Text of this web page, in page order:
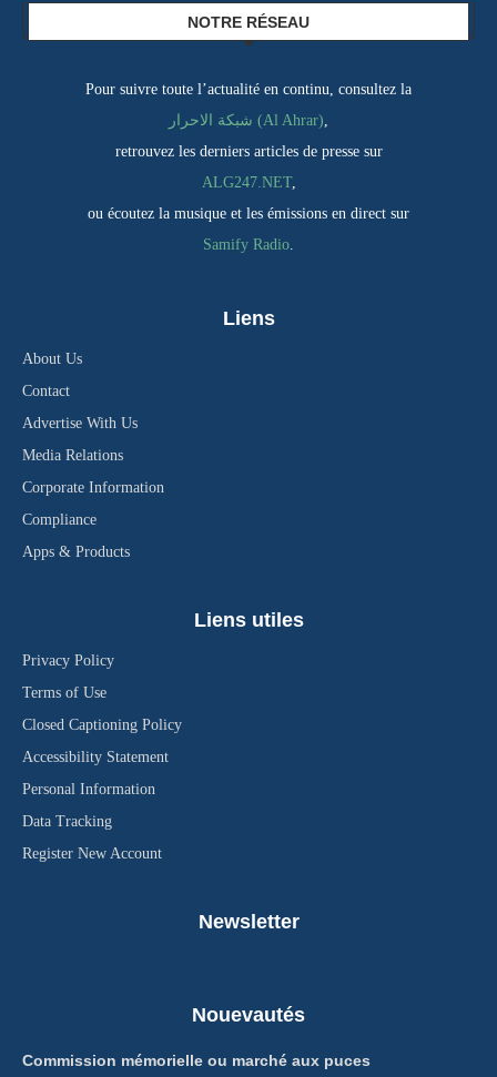
NOTRE RÉSEAU
Pour suivre toute l’actualité en continu, consultez la
شبكة الاحرار (Al Ahrar),
retrouvez les derniers articles de presse sur
ALG247.NET,
ou écoutez la musique et les émissions en direct sur
Samify Radio.
Liens
About Us
Contact
Advertise With Us
Media Relations
Corporate Information
Compliance
Apps & Products
Liens utiles
Privacy Policy
Terms of Use
Closed Captioning Policy
Accessibility Statement
Personal Information
Data Tracking
Register New Account
Newsletter
Nouevautés
Commission mémorielle ou marché aux puces